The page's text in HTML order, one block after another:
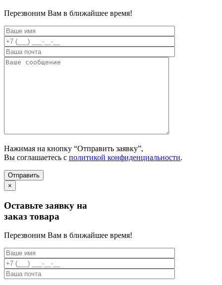
Перезвоним Вам в ближайшее время!
Нажимая на кнопку “Отправить заявку”,
Вы соглашаетесь с политикой конфиденциальности.
×
Оставьте заявку на
заказ товара
Перезвоним Вам в ближайшее время!